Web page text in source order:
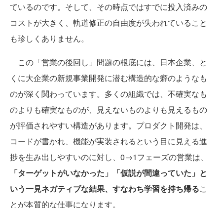
ているのです。そして、その時点ではすでに投入済みの
コストが大きく、軌道修正の自由度が失われていること
も珍しくありません。
この「営業の後回し」問題の根底には、日本企業、と
くに大企業の新規事業開発に潜む構造的な癖のようなも
のが深く関わっています。多くの組織では、不確実なも
のよりも確実なものが、見えないものよりも見えるもの
が評価されやすい構造があります。プロダクト開発は、
コードが書かれ、機能が実装されるという目に見える進
捗を生み出しやすいのに対し、0→1フェーズの営業は、
「ターゲットがいなかった」「仮説が間違っていた」と
いう一見ネガティブな結果、すなわち学習を持ち帰るこ
とが本質的な仕事になります。